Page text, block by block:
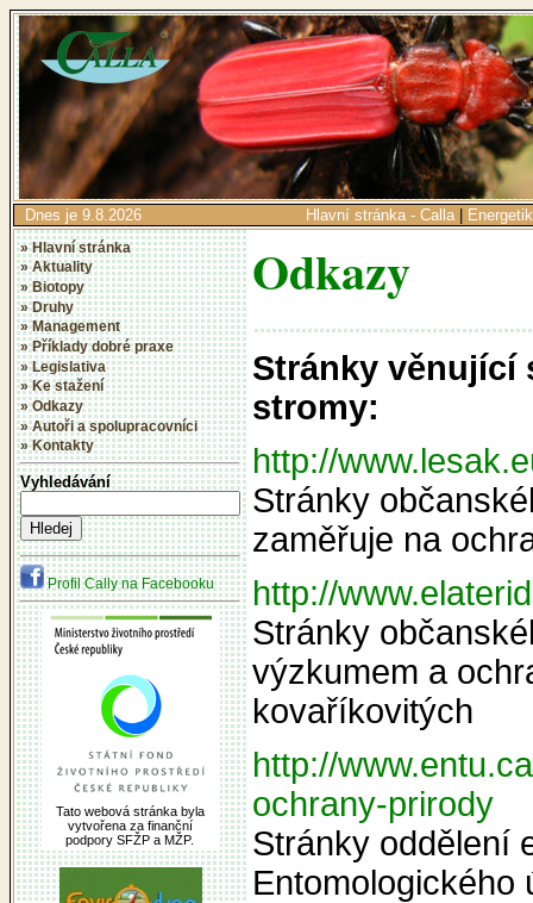
Dnes je 9.8.2026 Hlavní stránka - Calla|
» Hlavní stránka
» Aktuality
» Biotopy
» Druhy
» Management
» Příklady dobré praxe
» Legislativa
» Ke stažení
» Odkazy
» Autoři a spolupracovníci
» Kontakty
Vyhledávání
Profil Cally na Facebooku
Tato webová stránka byla
vytvořena za finanční
podpory SFŽP a MŽP.
Odkazy
Stránky věnující
stromy:
http://
Stránky
zaměřuje na
http://
Stránky
výzkumem a
kovaříkovitých
http://
ochrany-prirody
Stránky oddělení
Entomologického